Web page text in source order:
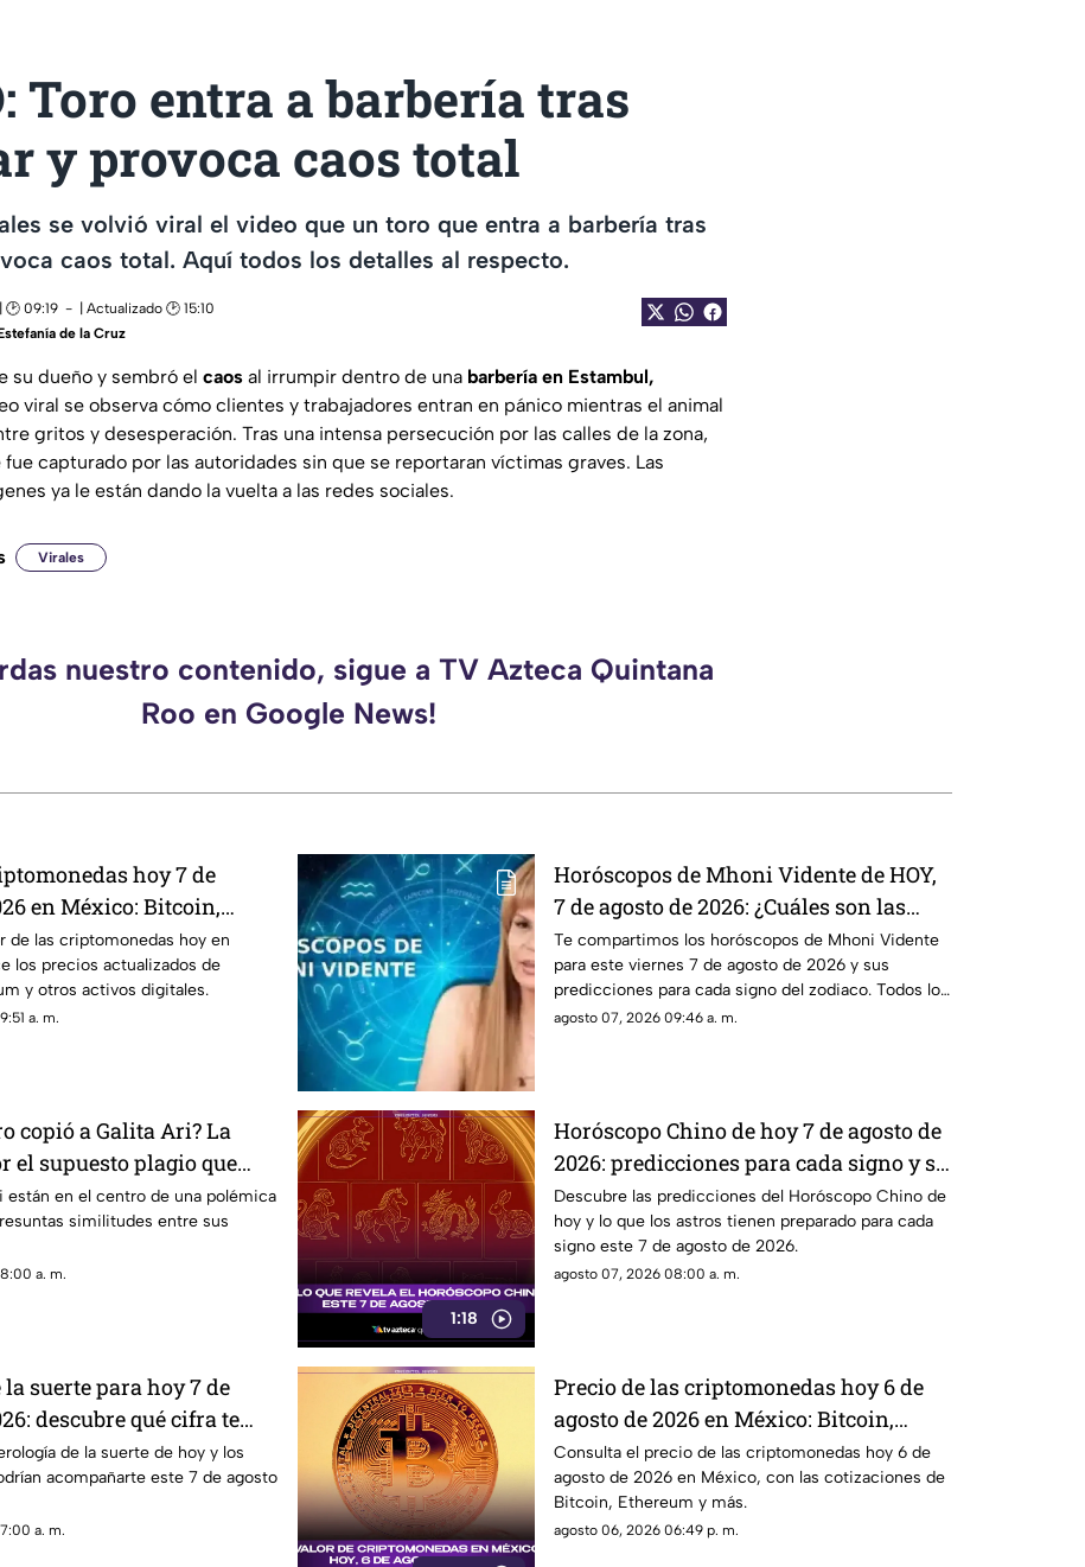
Toro entra a barbería tras
y provoca caos total
se volvió viral el video que un toro que entra a barbería tras
caos total. Aquí todos los detalles al respecto.
09:19
| Actualizado 🕑 15:10
de la Cruz
su dueño y sembró el caos al irrumpir dentro de una barbería en Estambul,
viral se observa cómo clientes y trabajadores entran en pánico mientras el animal
gritos y desesperación. Tras una intensa persecución por las calles de la zona,
capturado por las autoridades sin que se reportaran víctimas graves. Las
ya le están dando la vuelta a las redes sociales.
Virales
nuestro contenido, sigue a TV Azteca Quintana
Roo en Google News!
hoy 7 de
en México: Bitcoin,
de las criptomonedas hoy en
los precios actualizados de
y otros activos digitales.
a. m.
Horóscopos de Mhoni Vidente de HOY,
7 de agosto de 2026: ¿Cuáles son las
predicciones para cada signo zodiacal
este viernes?
Te compartimos los horóscopos de Mhoni Vidente
para este viernes 7 de agosto de 2026 y sus
predicciones para cada signo del zodiaco. Todos los
detalles.
agosto 07, 2026 09:46 a. m.
copió a Galita Ari? La
el supuesto plagio que
están en el centro de una polémica
similitudes entre sus
a. m.
1:18
Horóscopo Chino de hoy 7 de agosto de
2026: predicciones para cada signo y su
energía
Descubre las predicciones del Horóscopo Chino de
hoy y lo que los astros tienen preparado para cada
signo este 7 de agosto de 2026.
agosto 07, 2026 08:00 a. m.
suerte para hoy 7 de
descubre qué cifra te
de la suerte de hoy y los
acompañarte este 7 de agosto
a. m.
Precio de las criptomonedas hoy 6 de
agosto de 2026 en México: Bitcoin,
Ethereum y más
Consulta el precio de las criptomonedas hoy 6 de
agosto de 2026 en México, con las cotizaciones de
Bitcoin, Ethereum y más.
agosto 06, 2026 06:49 p. m.